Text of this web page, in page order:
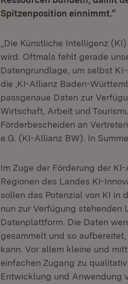
Spitzenposition einnimmt.“
„Die Künstliche Intelligenz
wird. Oftmals fehlt gerade
Datengrundlage, um selbst
die ‚KI-Allianz Baden-
passgenaue Daten zur
Wirtschaft, Arbeit und
Förderbescheiden an
e.G. (KI-Allianz BW). In
Im Zuge der Förderung der
Regionen des Landes KI-
sollen das Potenzial von KI in
nun zur Verfügung stehenden
Datenplattform. Die Daten
gesammelt und so
kann. Vor allem kleine und
einfachen Zugang zu
Entwicklung und Anwendung